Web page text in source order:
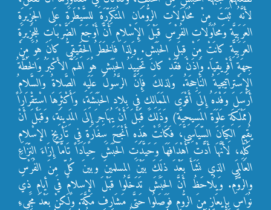
لأَنَّهُ ثَبَتَ مِنْ مُحَاوَلاتِ الرُّومَانِ المُتَكَرِّرَةِ للسَّيْطَرَةِ عَلى الجَزِيرَةِ
العَرَبِيَّةِ وَمحُاَوَلاتِ الفُرْسِ قَبْلَ الإِسْلامِ أَنَّ أَوْجَعَ الضَّرْبَاتِ للجَزِيرَةِ
العَرَبِيَّةِ كانَتْ مِنْ قِبَلِ الحَبَش. وَلِذَا فَالخَطَرُ الحَقِيقِيُّ كانَ هُوَ مِنْ
جِهَةِ أَفْرِيقِيَا. وَإِذَنْ فَقَدْ كانَ تَحْيِيدُ الحَبَشِ هُوَ الهَمُّ الأَكْبَرُ وَالخُطَّةُ
الإِسْتراتيجيةُ الناجِحَةُ. وَلذلكَ فَإِنَّ الرَّسُولَ عَلَيهِ الصَّلاةُ وَالسَّلامُ
أَرْسَلَ وَفْدَهُ إِلَى أَقْوَى المَمَالِكِ فِي بِلادِ الحَبَشَةِ، وَأَكْثَرِهَا اسْتِقْرَارَاً
(مَمْلَكَةِ عَلَوَة المَسِيحِيَّةِ) وَذَلِكَ قَبْلَ أَنْ يُهَاجِرَ إِلَى المَدِينَةِ، وَقَبْلَ أَنْ
يُقِيمَ الكِيَانَ السِّيَاسِيَّ، فَكَانَتْ هَذِهِ أَنْجَحَ سِفَارَةٍ فِي تَأرِيخِ الإسْلامِ
كُلِّهِ، لأَنَّهَا أَدَّتْ أَهْدَافَهَا وَحَيَّدَتِ الحَبَشَ حِيَادَاً تَامَّاً إِزَاءَ النِّزَاعِ
العَالمَِيِِ الذي نَشَأَ بَعْدَ ذلَكَ بَيْنَ المسلمينَ وبينَ كُلٍّ مِنَ الفُرْسِ
والرُّومِ. وَيُلاحَظُ أَنَّ الحَبََشَ تَدَخَّلُوا قَبْلَ الإسلامِ في أيامِ ذِي
نُوَاسٍ بِإِيعَازٍ مِنَ الرُّومِ فَوَصَلُوا حَتَّى مَشَارِفِ مَكَّةَ. وَلَكنْ بَعْدَ مَجِيءِ